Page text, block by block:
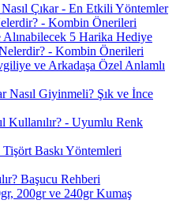
Çıkar - En Etkili Yöntemler
- Kombin Önerileri
5 Harika Hediye
- Kombin Önerileri
ve Arkadaşa Özel Anlamlı
Nasıl Giyinmeli? Şık ve İnce
Kullanılır? - Uyumlu Renk
Tişört Baskı Yöntemleri
Başucu Rehberi
200gr ve 240gr Kumaş